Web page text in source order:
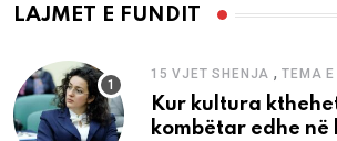
LAJMET E FUNDIT
15 VJET SHENJA ,TEMA
Kur kultura
kombëtar edhe në